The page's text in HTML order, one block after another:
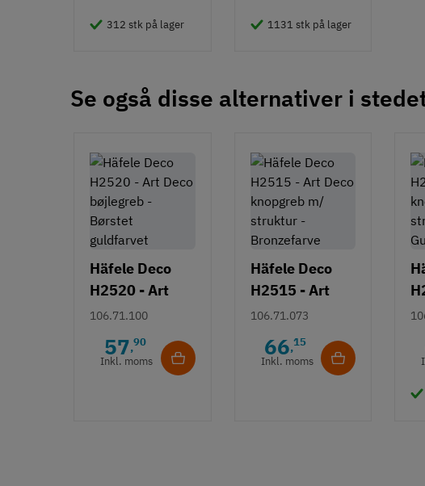
Stil
312 stk på lager 1131 stk på lager
Se også disse alternativer i
Häfele Deco
H2520 - Art
Deco bøjlegreb
- Børstet
guldfarvet
106.71.100
57,90
Inkl. moms
Häfele Deco
H2515 - Art
Deco knopgreb
m/ struktur -
Bronzefarve
106.71.073
66,15
Inkl. moms